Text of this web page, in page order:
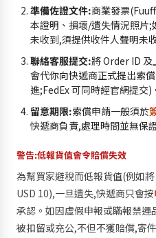
準備佐證文件:商業發票
本證明、損壞/遺失情況照片
未收到,須提供收件人聲明未
聯絡客服提交:將 Order ID
會代你向快遞商正式提出索
進;FedEx 可同時經官網提交)
留意期限:索償申請一般須於
快遞商負責,處理時間並無保
警告:低報貨值會令賠償失效
為幫買家避稅而低報貨值(例如
USD 10),一旦遺失,快遞商只會按
承認。如因虛假申報或瞞報禁
被扣留或充公,不但不獲賠償,寄